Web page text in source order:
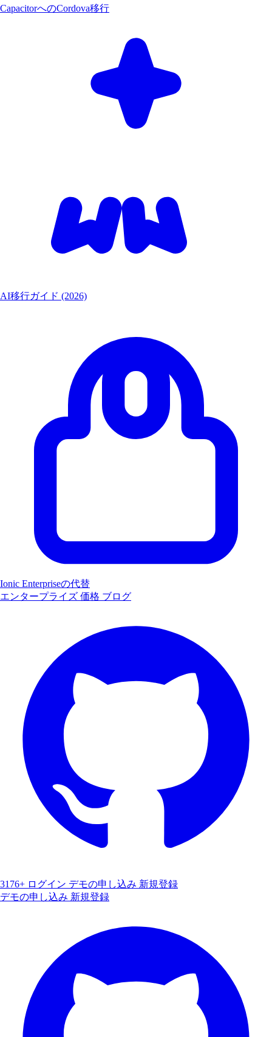
CapacitorへのCordova移行
AI移行ガイド (2026)
Ionic Enterpriseの代替
エンタープライズ 価格 ブログ
3176+ ログイン デモの申し込み 新規登録
デモの申し込み 新規登録